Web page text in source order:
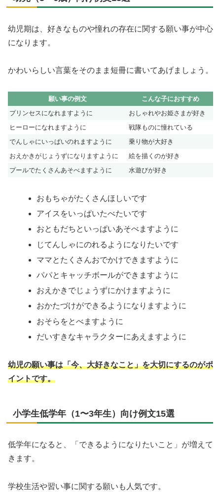
幼児期は、好きなものや憧れの存在に関する願い事が中心
になります。
かわいらしい言葉をそのまま短冊に書いてあげましょう。
願い事の例文
こんな子におすすめ
プリンセスになれますように
おしゃれやお姫さまが好き
ヒーローになれますように
戦隊ものに憧れている
でんしゃにいっぱいのれますように
乗り物が大好き
おえかきがじょうずになりますように
絵を描くのが好き
プールでたくさんあそべますように
水遊びが好き
おもちゃがたくさんほしいです
アイスをいっぱいたべたいです
おともだちといっぱいあそべますように
じてんしゃにのれるようになりたいです
ママとたくさんおでかけできますように
パパとキャッチボールができますように
おえかきでじょうずにかけますように
おかたづけができるようになりますように
おそらをとべますように
だいすきなキャラクターにあえますように
幼児の願い事は「今、大好きなこと」を大切にするのがポ
イントです。
小学生低学年（1〜3年生）向け例文15選
低学年になると、「できるようになりたいこと」が増えて
きます。
学校生活や習い事に関する願いも人気です。